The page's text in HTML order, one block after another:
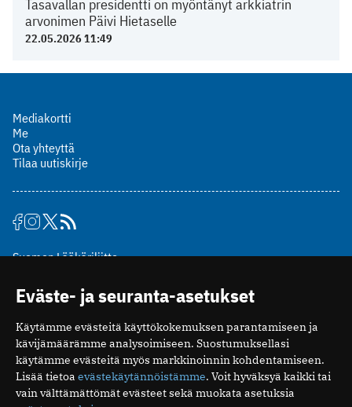
Tasavallan presidentti on myöntänyt arkkiatrin
arvonimen Päivi Hietaselle
22.05.2026 11:49
Mediakortti
Me
Ota yhteyttä
Tilaa uutiskirje
Suomen Lääkäriliitto
00510 Helsinki
puh. (09) 393 091
toimitus@potilaanlaakarilehti.fi
ISSN 2323-9476
Eväste- ja seuranta-asetukset
Käytämme evästeitä käyttökokemuksen parantamiseen ja
kävijämäärämme analysoimiseen. Suostumuksellasi
käytämme evästeitä myös markkinoinnin kohdentamiseen.
Lisää tietoa evästekäytännöistämme. Voit hyväksyä kaikki tai
vain välttämättömät evästeet sekä muokata asetuksia